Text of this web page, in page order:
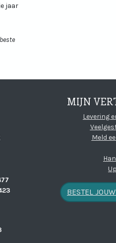
jaar
on Instagram
on onMIJN
Levering
Meld
BESTEL